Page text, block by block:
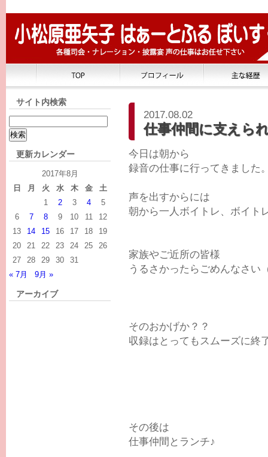
サイト内検索
更新カレンダー
2017年8月
日
月 火 水 木 金
土
1
2 3 4
5
6
7 8 9 10 11
12
13
14 15 16 17 18
19
20
21 22 23 24 25
26
27
28 29 30
31
« 7月
9月 »
アーカイブ
2017.08.02
仕事仲間に支えら
今日は朝から
録音の仕事に行ってきました
声を出すからには
朝から一人ボイトレ、ボイト
家族やご近所の皆様
うるさかったらごめんなさい
そのおかげか？？
収録はとってもスムーズに終
その後は
仕事仲間とランチ♪